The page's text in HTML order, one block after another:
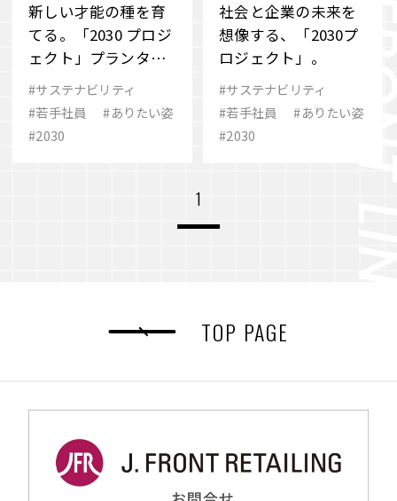
新しい才能の種を育
てる。「2030 プロジ
ェクト」プランター
ができるまで
#サステナビリティ
#若手社員
#ありたい姿
#2030
社会と企業の未来を
想像する、「2030プ
ロジェクト」。
#サステナビリティ
#若手社員
#ありたい姿
#2030
1
TOP PAGE